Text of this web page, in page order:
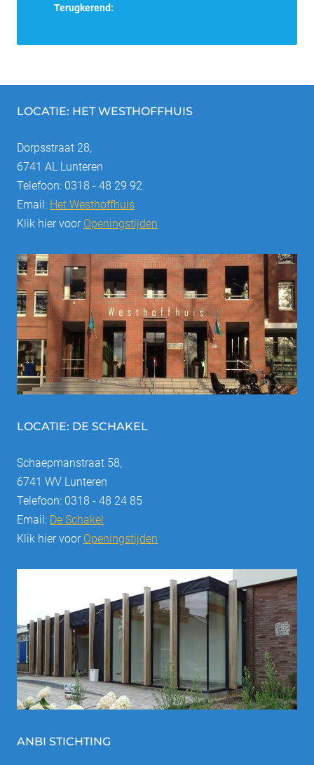
Terugkerend:
LOCATIE: HET WESTHOFFHUIS
Dorpsstraat 28,
6741 AL Lunteren
Telefoon: 0318 - 48 29 92
Email: Het Westhoffhuis
Klik hier voor Openingstijden
LOCATIE: DE SCHAKEL
Schaepmanstraat 58,
6741 WV Lunteren
Telefoon: 0318 - 48 24 85
Email: De Schakel
Klik hier voor Openingstijden
ANBI STICHTING